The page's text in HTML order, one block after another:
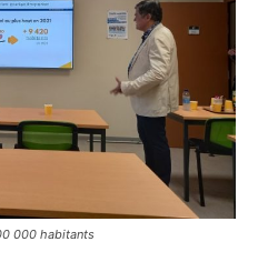
000 habitants